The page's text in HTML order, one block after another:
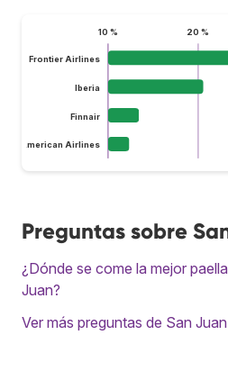
10 % 20 %
Frontier Airlines
Iberia
Finnair
American Airlines
Preguntas sobre
¿Dónde se come la mejor
Juan?
Ver más preguntas de San Juan